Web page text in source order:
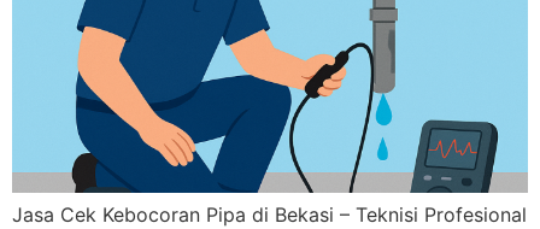
Jasa Cek Kebocoran Pipa di Bekasi – Teknisi Profesional